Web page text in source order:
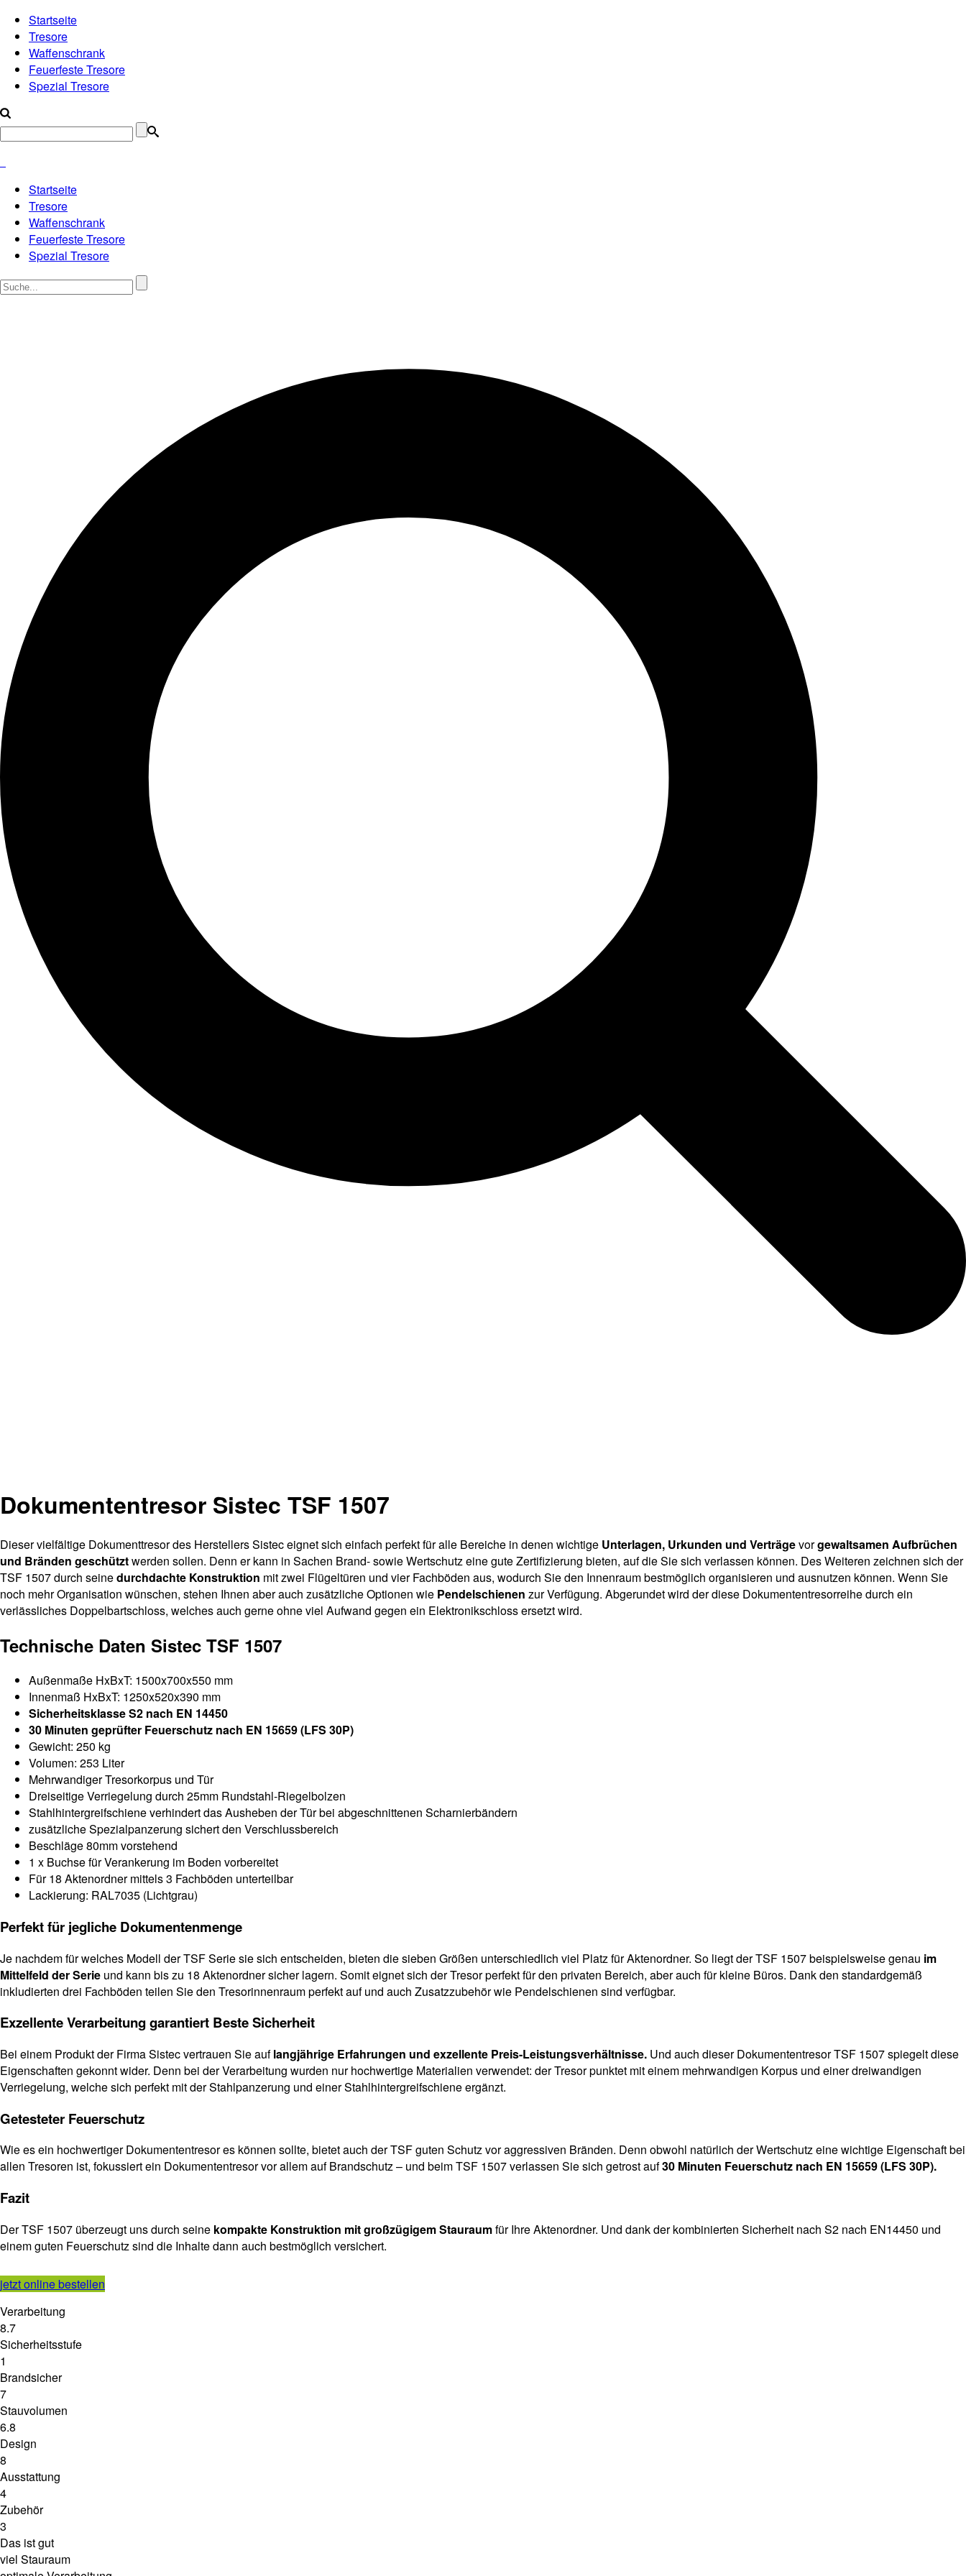
Startseite
Tresore
Waffenschrank
Feuerfeste Tresore
Spezial Tresore
Startseite
Tresore
Waffenschrank
Feuerfeste Tresore
Spezial Tresore
Dokumententresor Sistec TSF 1507
Dieser vielfältige Dokumenttresor des Herstellers Sistec eignet sich einfach perfekt für alle Bereiche in denen wichtige Unterlagen, Urkunden und Verträgevorgewaltsamen Aufbrüchen
und Bränden geschütztwerden sollen. Denn er kann in Sachen Brand- sowie Wertschutz eine gute Zertifizierung bieten, auf die Sie sich verlassen können. Des Weiteren zeichnen sich der
TSF 1507 durch seinedurchdachte Konstruktion mit zwei Flügeltüren und vier Fachböden aus, wodurch Sie den Innenraum bestmöglich organisieren und ausnutzen können. Wenn Sie
noch mehr Organisation wünschen, stehen Ihnen aber auch zusätzliche Optionen wie Pendelschienen zur Verfügung. Abgerundet wird der diese Dokumententresorreihe durch ein
verlässliches Doppelbartschloss, welches auch gerne ohne viel Aufwand gegen ein Elektronikschloss ersetzt wird.
Technische Daten Sistec TSF 1507
Außenmaße HxBxT: 1500x700x550 mm
Innenmaß HxBxT: 1250x520x390 mm
Sicherheitsklasse S2 nach EN 14450
30 Minuten geprüfter Feuerschutz nach EN 15659 (LFS 30P)
Gewicht: 250 kg
Volumen: 253 Liter
Mehrwandiger Tresorkorpus und Tür
Dreiseitige Verriegelung durch 25mm Rundstahl-Riegelbolzen
Stahlhintergreifschiene verhindert das Ausheben der Tür bei abgeschnittenen Scharnierbändern
zusätzliche Spezialpanzerung sichert den Verschlussbereich
Beschläge 80mm vorstehend
1 x Buchse für Verankerung im Boden vorbereitet
Für 18 Aktenordner mittels 3 Fachböden unterteilbar
Lackierung: RAL7035 (Lichtgrau)
Perfekt für jegliche Dokumentenmenge
Je nachdem für welches Modell der TSF Serie sie sich entscheiden, bieten die sieben Größen unterschiedlich viel Platz für Aktenordner. So liegt der TSF 1507 beispielsweise genau im
Mittelfeld der Serie und kann bis zu 18 Aktenordner sicher lagern. Somit eignet sich der Tresor perfekt für den privaten Bereich, aber auch für kleine Büros. Dank den standardgemäß
inkludierten drei Fachböden teilen Sie den Tresorinnenraum perfekt auf und auch Zusatzzubehör wie Pendelschienen sind verfügbar.
Exzellente Verarbeitung garantiert Beste Sicherheit
Bei einem Produkt der Firma Sistec vertrauen Sie auflangjährige Erfahrungen und exzellente Preis-Leistungsverhältnisse. Und auch dieser Dokumententresor TSF 1507 spiegelt diese
Eigenschaften gekonnt wider. Denn bei der Verarbeitung wurden nur hochwertige Materialien verwendet: der Tresor punktet mit einem mehrwandigen Korpus und einer dreiwandigen
Verriegelung, welche sich perfekt mit der Stahlpanzerung und einer Stahlhintergreifschiene ergänzt.
Getesteter Feuerschutz
Wie es ein hochwertiger Dokumententresor es können sollte, bietet auch der TSF guten Schutz vor aggressiven Bränden. Denn obwohl natürlich der Wertschutz eine wichtige Eigenschaft bei
allen Tresoren ist, fokussiert ein Dokumententresor vor allem auf Brandschutz – und beim TSF 1507 verlassen Sie sich getrost auf30 Minuten Feuerschutz nach EN 15659 (LFS 30P).
Fazit
Der TSF 1507 überzeugt uns durch seine kompakte Konstruktion mit großzügigem Stauraumfür Ihre Aktenordner. Und dank der kombinierten Sicherheit nach S2 nach EN14450 und
einem guten Feuerschutz sind die Inhalte dann auch bestmöglich versichert.
jetzt online bestellen
Verarbeitung
8.7
Sicherheitsstufe
1
Brandsicher
7
Stauvolumen
6.8
Design
8
Ausstattung
4
Zubehör
3
Das ist gut
viel Stauraum